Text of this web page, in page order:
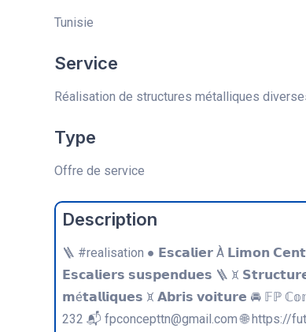
Tunisie
Service
Réalisation de structures métalliques
Type
Offre de service
Description
🪜 #realisation ● 𝗘𝘀𝗰𝗮𝗹𝗶𝗲𝗿 À 𝗟𝗶𝗺𝗼𝗻
𝗘𝘀𝗰𝗮𝗹𝗶𝗲𝗿𝘀 𝘀𝘂𝘀𝗽𝗲𝗻𝗱𝘂𝗲𝘀 🪜 ꁞ⁠
𝗺é𝘁𝗮𝗹𝗹𝗶𝗾𝘂𝗲𝘀 ꁞ⁠ 𝗔𝗯𝗿𝗶𝘀 𝘃𝗼𝗶𝘁𝘂𝗿𝗲 🚘 𝔽ℙ
232 📬 fpconcepttn@gmail.com 🌐 https://